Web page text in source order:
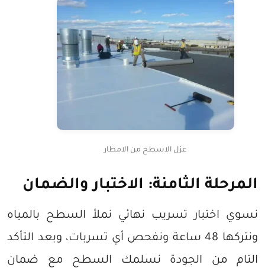
عزل الاسطح من الامطار
المرحلة الثامنة: الاختبار والضمان
نسوي اختبار تسريب نهائي نملأ السطح بالمياه
ونتركها 48 ساعة ونفحص أي تسربات، وبعد التأكد
التام من الجودة نسلمك السطح مع ضمان